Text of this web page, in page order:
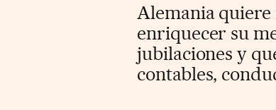
Alemania
enriquecer su
jubilaciones y
contables,